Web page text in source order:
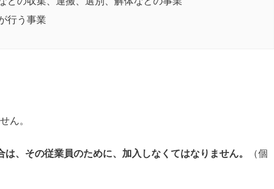
行う事業
ん。
、その従業員のために、加入しなくてはなりません。
（個